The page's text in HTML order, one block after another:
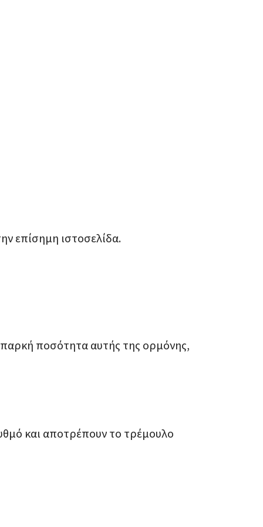
επίσημη ιστοσελίδα.
ποσότητα αυτής της ορμόνης,
και αποτρέπουν το τρέμουλο